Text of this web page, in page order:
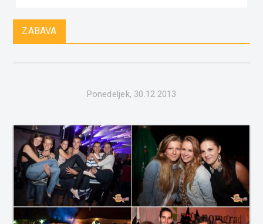
ZABAVA
Ponedeljek, 30.12.2013